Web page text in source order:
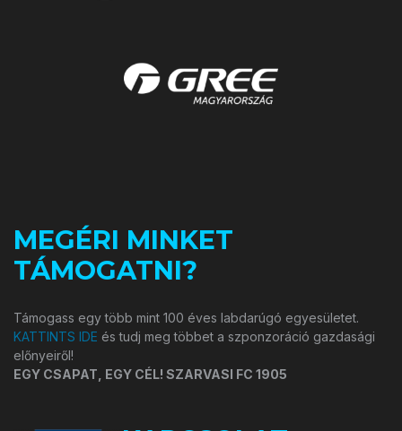
MEGÉRI MINKET
TÁMOGATNI?
Támogass egy több mint 100 éves labdarúgó egyesületet.
KATTINTS IDE és tudj meg többet a szponzoráció gazdasági
előnyeiről!
EGY CSAPAT, EGY CÉL! SZARVASI FC 1905